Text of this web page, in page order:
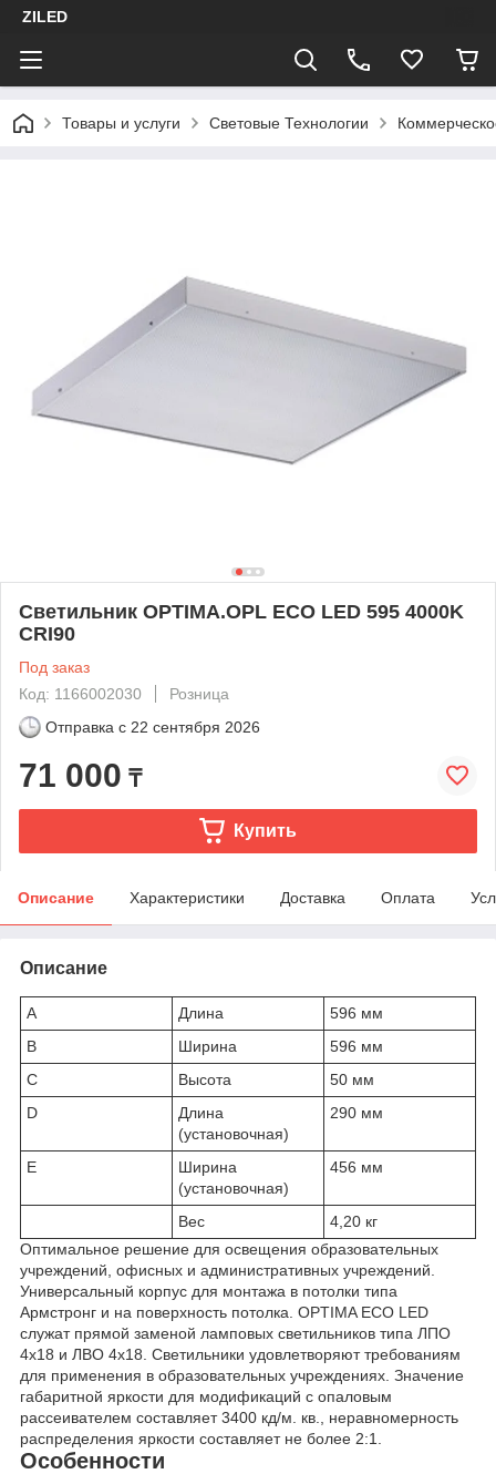
ZILED
Товары и услуги Световые Технологии
Светильник OPTIMA.OPL ECO LED 595 4000K
CRI90
Под заказ
Код: 1166002030
Розница
Отправка с 22 сентября 2026
71 000 ₸
Купить
Описание Характеристики Доставка Оплата
Описание
A Длина
596 мм
B
Ширина
596 мм
C
Высота
50 мм
D
Длина
(установочная)
290 мм
E
Ширина
(установочная)
456 мм
Вес
4,20 кг
Оптимальное решение для освещения образовательных
учреждений, офисных и административных учреждений.
Универсальный корпус для монтажа в потолки типа
Армстронг и на поверхность потолка. OPTIMA ECO LED
служат прямой заменой ламповых светильников типа ЛПО
4x18 и ЛВО 4x18. Светильники удовлетворяют требованиям
для применения в образовательных учреждениях. Значение
габаритной яркости для модификаций с опаловым
рассеивателем составляет 3400 кд/м. кв., неравномерность
распределения яркости составляет не более 2:1.
Особенности